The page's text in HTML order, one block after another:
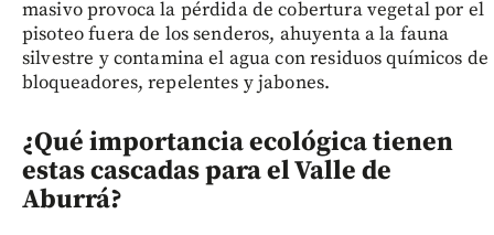
masivo provoca la pérdida de cobertura vegetal por el
pisoteo fuera de los senderos, ahuyenta a la fauna
silvestre y contamina el agua con residuos químicos de
bloqueadores, repelentes y jabones.
¿Qué importancia ecológica tienen
estas cascadas para el Valle de
Aburrá?